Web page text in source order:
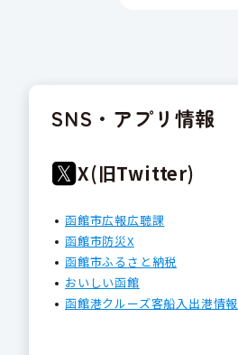
SNS・アプリ情報
X(旧Twitter)
函館市広報広聴課
函館市防災X
函館市ふるさと納税
おいしい函館
函館港クルーズ客船入出港情報